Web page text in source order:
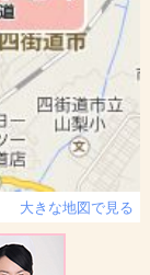
大きな地図で見る